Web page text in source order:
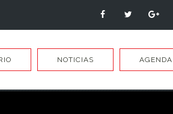
NOTICIAS AGENDA